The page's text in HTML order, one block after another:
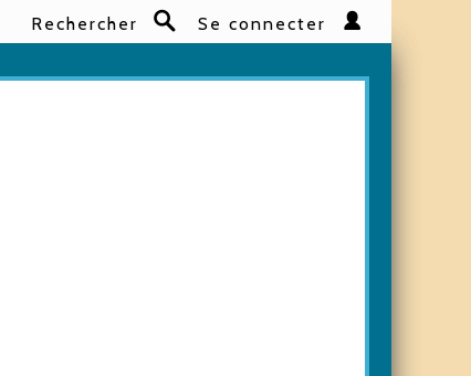
Rechercher Se connecter